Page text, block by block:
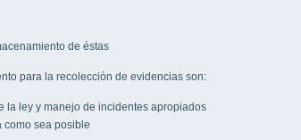
de éstas
para la recolección de evidencias son:
la ley y manejo de incidentes apropiados
como sea posible